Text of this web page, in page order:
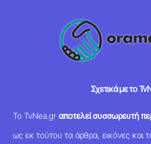
Σχετικά με το
Το TvNea.grαποτελεί συσσωρευτή
ως εκ τούτου τα άρθρα, εικόνες και